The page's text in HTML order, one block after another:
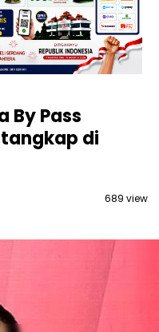
By Pass
di
689 view